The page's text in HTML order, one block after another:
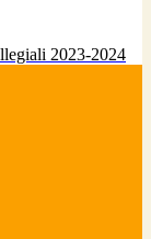
2023-2024